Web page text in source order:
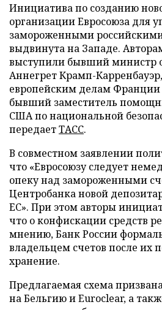
Инициатива по созданию
организации Евросоюза для
замороженными
выдвинута на Западе.
выступили бывший министр
Аннегрет Крамп-
европейским делам Франции
бывший заместитель
США по национальной
передаетТАСС.
В совместном заявлении
что «Евросоюзу следует
опеку над замороженными
Центробанка новой
ЕС». При этом авторы
что о конфискации средств
мнению, Банк России
владельцем счетов после их
хранение.
Предлагаемая схема
на Бельгию и Euroclear, а